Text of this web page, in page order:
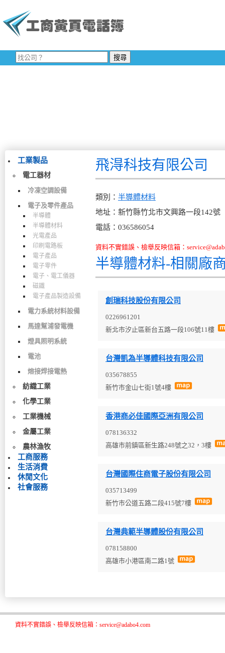
工業製品
電工器材
冷凍空調設備
電子及零件產品
半導體
半導體材料
光電產品
印刷電路板
電子產品
電子零件
電子、電工儀器
磁鐵
電子產品製造設備
電力系統材料設備
馬達幫浦發電機
燈具照明系統
電池
熔接焊接電熱
紡織工業
化學工業
工業機械
金屬工業
農林漁牧
工商服務
生活消費
休閒文化
社會服務
飛淂科技有限公司
類別： 半導體材料
地址：新竹縣竹北市文興路一段142號
電話：036586054
資料不實錯誤、檢舉反映信箱：
半導體材料-相關廠
創瑞科技股份有限公司
0226961201
新北市汐止區新台五路一段106號11樓
台灣凱為半導體科技有限公司
035678855
新竹市金山七街1號4樓
香港商必佳國際亞洲有限公司
078136332
高雄市前鎮區新生路248號之32，3樓
台灣國際住商電子股份有限公司
035713499
新竹市公道五路二段415號7樓
台灣典範半導體股份有限公司
078158800
高雄市小港區南二路1號
資料不實錯誤、檢舉反映信箱：service@adabo4.com